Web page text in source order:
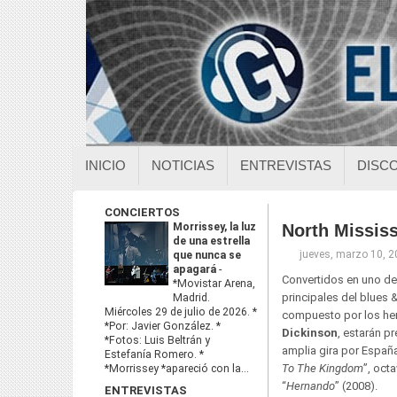
INICIO NOTICIAS ENTREVISTAS
CONCIERTOS
Morrissey, la luz
de una estrella
que nunca se
apagará -
*Movistar Arena,
Madrid.
Miércoles 29 de julio de 2026. *
*Por: Javier González. *
*Fotos: Luis Beltrán y
Estefanía Romero. *
*Morrissey *apareció con la...
ENTREVISTAS
North
jueves, marzo 10,
Convertidos en uno
principales del blues
compuesto por los
Dickinson, estarán
amplia gira por
To The Kingdom”,
“Hernando” (2008).